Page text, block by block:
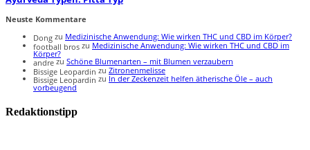
Neuste Kommentare
Dong zu Medizinische Anwendung: Wie wirken THC und CBD im Körper?
football bros zu Medizinische Anwendung: Wie wirken THC und CBD im
Körper?
andrezu Schöne Blumenarten – mit Blumen verzaubern
Bissige Leopardin zu Zitronenmelisse
Bissige Leopardin zu In der Zeckenzeit helfen ätherische Öle – auch
vorbeugend
Redaktionstipp